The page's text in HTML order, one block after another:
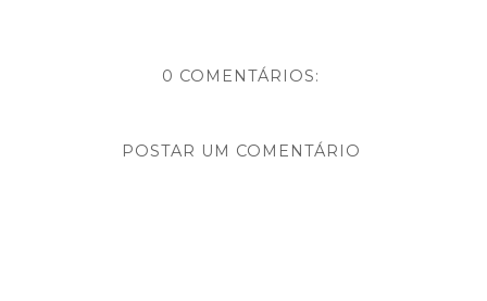
0 COMENTÁRIOS:
POSTAR UM COMENTÁRIO